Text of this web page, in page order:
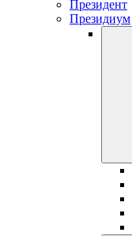
Президент
Президиум